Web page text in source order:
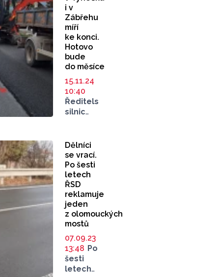
služby,
řešení
navrhnul
odbor
životního
prostředí
olomouckého
magistrátu.
S ní
se váže
také
zachování
hodnot
jak
historických,
tak
vzhledových.
Jedním
z příkladů
početí
Panny
Marie
v Týnečku.
Ta prošla
rozsáhlou
přestavbou.
i v
Zábřehu
míří
ke konci.
Hotovo
bude
do měsíce
15.11.24
10:40
Ředitelství
silnic
pokračuje
v opravách
v Olomouci
i Olomouckém
kraji.
Hned
dvě
opravy
silnic
se blíží
ke konci,
a to
modernizace
Dělníci
se vrací.
Po šesti
letech
ŘSD
reklamuje
jeden
z olomouckých
mostů
07.09.23
13:48 Po
šesti
letech